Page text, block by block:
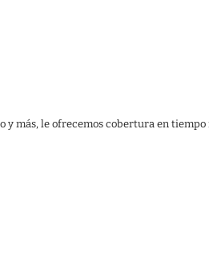
más, le ofrecemos cobertura en